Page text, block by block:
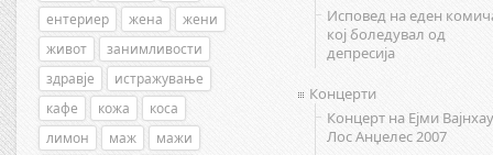
ентериер
жена
жени
живот
занимливости
здравје
истражување
кафе
кожа
коса
лимон
маж
мажи
Исповед на еден
кој боледувал од
депресија
Концерти
Концерт на Ејми
Лос Анџелес 2007